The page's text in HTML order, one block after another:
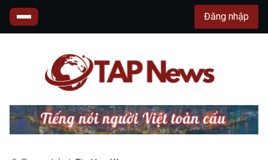
Đăng nhập